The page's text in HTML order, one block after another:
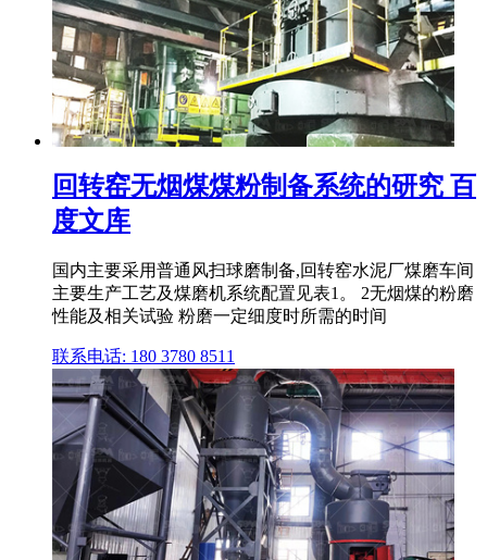
回转窑无烟煤煤粉制备系统的研究 百
度文库
国内主要采用普通风扫球磨制备,回转窑水泥厂煤磨车间
主要生产工艺及煤磨机系统配置见表1。 2无烟煤的粉磨
性能及相关试验 粉磨一定细度时所需的时间
联系电话: 180 3780 8511